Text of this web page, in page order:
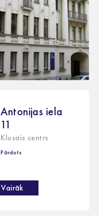
Antonijas iela
11
Klusais centrs
Pārdots
Vairāk